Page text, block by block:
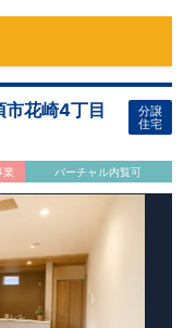
市花崎4丁目
分譲
住宅
業 バーチャル内覧可